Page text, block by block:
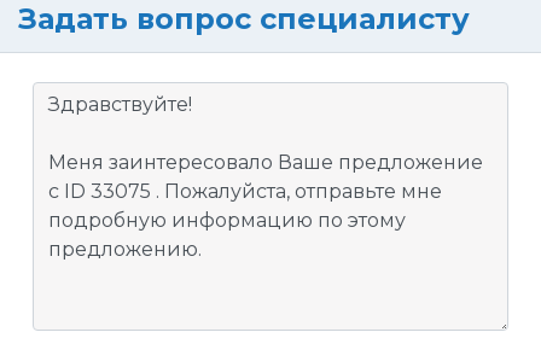
Задать вопрос специалисту